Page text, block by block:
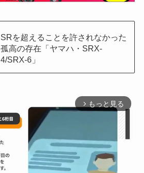
SRを超えることを許されなかった
孤高の存在「ヤマハ・SRX-
4/SRX-6」
arrow_forward_ios もっと見る